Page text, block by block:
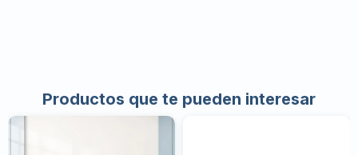
Productos que te pueden interesar